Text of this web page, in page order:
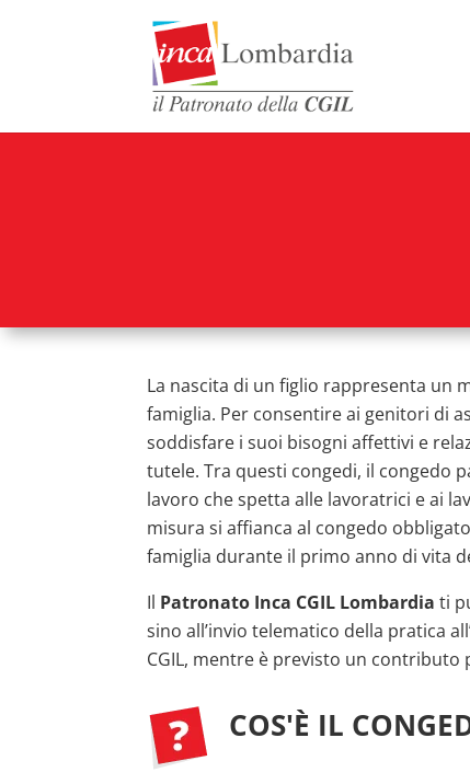
La nascita di un figlio rappresenta un
famiglia. Per consentire ai genitori di
soddisfare i suoi bisogni affettivi e
tutele. Tra questi congedi, il congedo
lavoro che spetta alle lavoratrici e ai
misura si affianca al congedo
famiglia durante il primo anno di vita
Il Patronato Inca CGIL Lombardia ti
sino all’invio telematico della pratica
CGIL, mentre è previsto un contributo
COS'È IL